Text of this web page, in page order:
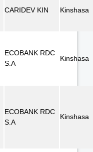
CARIDEV KIN Kinshasa
ECOBANK RDC
S.A
Kinshasa
ECOBANK RDC
S.A
Kinshasa